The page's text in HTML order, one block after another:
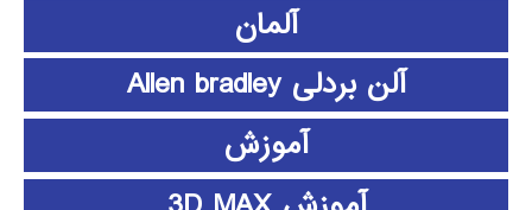
آلمان
آلن بردلی Allen bradley
آموزش